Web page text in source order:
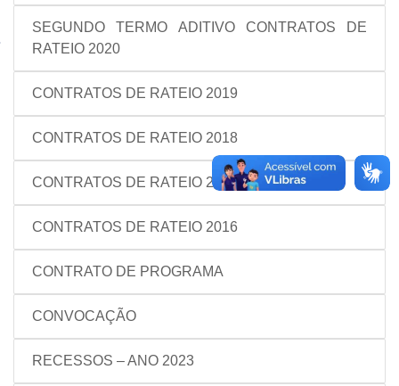
SEGUNDO TERMO ADITIVO CONTRATOS DE
RATEIO 2020
CONTRATOS DE RATEIO 2019
CONTRATOS DE RATEIO 2018
CONTRATOS DE RATEIO 2017
CONTRATOS DE RATEIO 2016
CONTRATO DE PROGRAMA
CONVOCAÇÃO
RECESSOS – ANO 2023